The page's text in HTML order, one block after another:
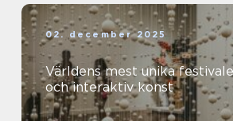
02. december 2025
Världens mest unika
och interaktiv konst